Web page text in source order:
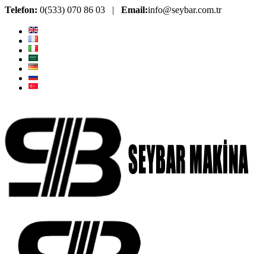
Telefon: 0(533) 070 86 03 | Email:info@seybar.com.tr